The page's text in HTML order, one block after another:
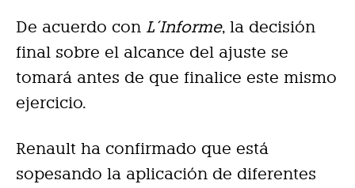
De acuerdo con L´Informe, la decisión
final sobre el alcance del ajuste se
tomará antes de que finalice este mismo
ejercicio.
Renault ha confirmado que está
sopesando la aplicación de diferentes